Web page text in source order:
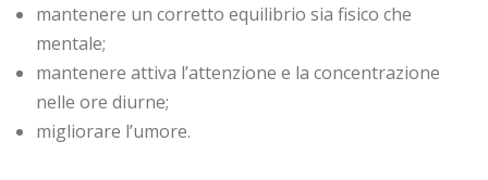
mantenere un corretto equilibrio sia fisico che
mentale;
mantenere attiva l’attenzione e la concentrazione
nelle ore diurne;
migliorare l’umore.